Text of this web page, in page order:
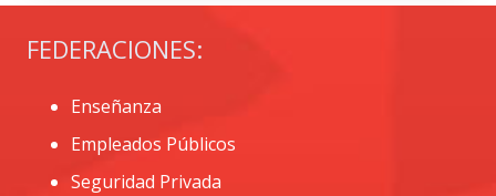
FEDERACIONES:
Enseñanza
Empleados Públicos
Seguridad Privada